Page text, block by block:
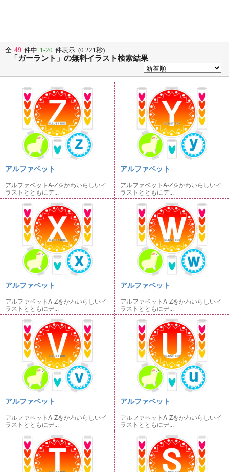
全 49 件中 1-20 件表示 (0.221秒)
「ガーラント」の無料イラスト検索結果
アルファベット
アルファベットA-Zをかわいらしいイ
ラストとともにデ...
アルファベット
アルファベットA-Zをかわいらしいイ
ラストとともにデ...
アルファベット
アルファベットA-Zをかわいらしいイ
ラストとともにデ...
アルファベット
アルファベットA-Zをかわいらしいイ
ラストとともにデ...
アルファベット
アルファベットA-Zをかわいらしいイ
ラストとともにデ...
アルファベット
アルファベットA-Zをかわいらしいイ
ラストとともにデ...